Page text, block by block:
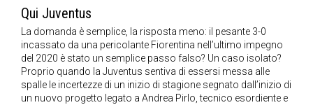
Qui Juventus
La domanda è semplice, la risposta meno: il pesante 3-0
incassato da una pericolante Fiorentina nell’ultimo impegno
del 2020 è stato un semplice passo falso? Un caso isolato?
Proprio quando la Juventus sentiva di essersi messa alle
spalle le incertezze di un inizio di stagione segnato dall’inizio di
un nuovo progetto legato a Andrea Pirlo, tecnico esordiente e